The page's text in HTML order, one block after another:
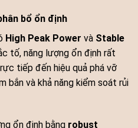
bổ ổn định
High Peak Power và Stable
tố, năng lượng ổn định rất
tiếp đến hiệu quả phá vỡ
bắn và khả năng kiểm soát rủi
ổn định bằng robust